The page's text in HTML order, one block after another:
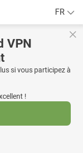
FR
VPN
si vous participez à
!